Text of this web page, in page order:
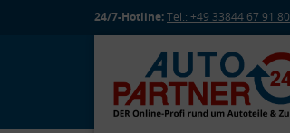
24/7-Hotline:Tel.: +49 33844 67 91 80